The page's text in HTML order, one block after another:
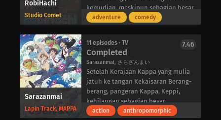
membantu pertempuran mereka.
Namun, pada pertemuan pertama
dengan para pendatang baru ini,
menamakan dirinya Garou muncul.
Mengaku sebagai monster, dia mulai
menyerang kerumunan tanpa
ampun.
Garou yang misterius melanjutkan
amukannya terhadap Asosiasi
Pahlawan, menghancurkan setiap
pahlawan yang ditemuinya. Dia
RobiHachi
Studio Comet
kemudian, meskipun sebagian besar
orang mendapatkan kemudahan,
ketertinggalan di tengah masyarakat
yang sudah maju ini. Robby-seorang
pria yang selalu ditimpa
kemalangan-menghutang banyak
uang kepada penagih utang karena
investasinya yang buruk dalam
skema cepat kaya yang teduh, dan
Hacchi merasa sulit untuk
adventure comedy
Sarazanmai
Lapin Track, MAPPA
11 episodes · TV
Completed
Sarazanmai, さらざんまい
7.46
Setelah Kerajaan Kappa yang mulia
jatuh ke tangan Kekaisaran Berang-
berang, pangeran Kappa, Keppi,
kehilangan sebagian besar
kekuatannya dan tidak berdaya
action anthropomorphic